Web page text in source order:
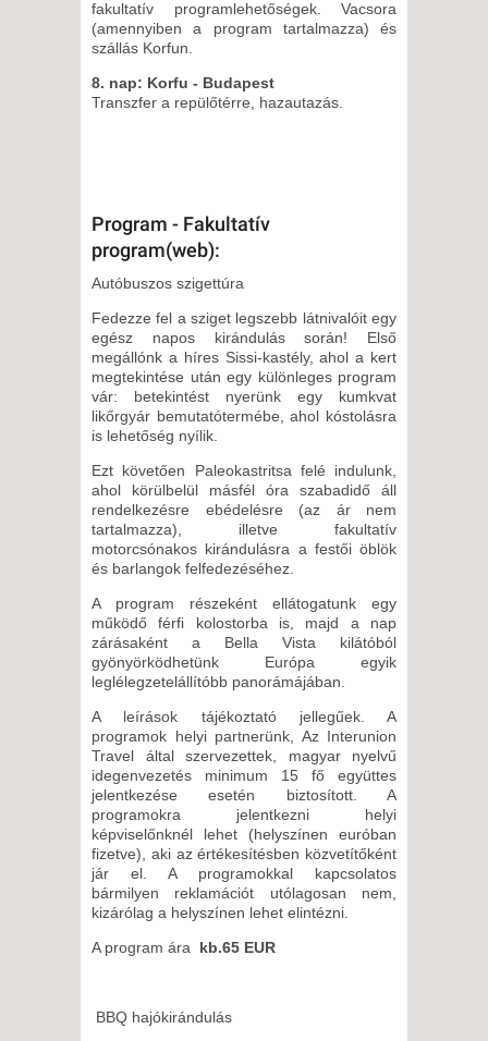
fakultatív programlehetőségek. Vacsora
(amennyiben a program tartalmazza) és
szállás Korfun.
8. nap: Korfu - Budapest
Transzfer a repülőtérre, hazautazás.
Program - Fakultatív
program(web):
Autóbuszos szigettúra
Fedezze fel a sziget legszebb látnivalóit egy
egész napos kirándulás során! Első
megállónk a híres Sissi-kastély, ahol a kert
megtekintése után egy különleges program
vár: betekintést nyerünk egy kumkvat
likőrgyár bemutatótermébe, ahol kóstolásra
is lehetőség nyílik.
Ezt követően Paleokastritsa felé indulunk,
ahol körülbelül másfél óra szabadidő áll
rendelkezésre ebédelésre (az ár nem
tartalmazza), illetve fakultatív
motorcsónakos kirándulásra a festői öblök
és barlangok felfedezéséhez.
A program részeként ellátogatunk egy
működő férfi kolostorba is, majd a nap
zárásaként a Bella Vista kilátóból
gyönyörködhetünk Európa egyik
leglélegzetelállítóbb panorámájában.
A leírások tájékoztató jellegűek. A
programok helyi partnerünk, Az Interunion
Travel által szervezettek, magyar nyelvű
idegenvezetés minimum 15 fő együttes
jelentkezése esetén biztosított. A
programokra jelentkezni helyi
képviselőnknél lehet (helyszínen euróban
fizetve), aki az értékesítésben közvetítőként
jár el. A programokkal kapcsolatos
bármilyen reklamációt utólagosan nem,
kizárólag a helyszínen lehet elintézni.
A program ára kb.65 EUR
BBQ hajókirándulás